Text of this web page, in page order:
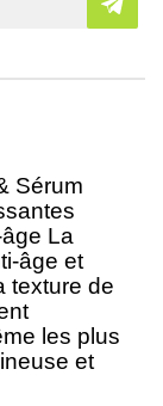
Sérum
La
âge et
texture de
les plus
et